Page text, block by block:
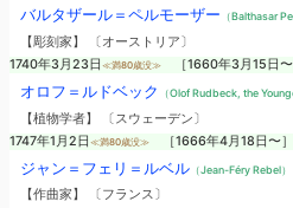
バルタザール＝ペルモーザー （Balthasar
【彫刻家】 〔オーストリア〕
1740年3月23日 ≪満80歳没≫ ［1660年3月15日〜
オロフ＝ルドベック （Olof Rudbeck, the
【植物学者】 〔スウェーデン〕
1747年1月2日 ≪満80歳没≫ ［1666年4月18日〜］
ジャン＝フェリ＝ルベル（Jean-Féry Rebel）
【作曲家】 〔フランス〕